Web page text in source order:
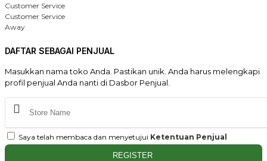
Customer Service
Customer Service
Away
DAFTAR SEBAGAI PENJUAL
Masukkan nama toko Anda. Pastikan unik. Anda harus melengkapi
profil penjual Anda nanti di Dasbor Penjual.
Saya telah membaca dan menyetujui Ketentuan Penjual
REGISTER